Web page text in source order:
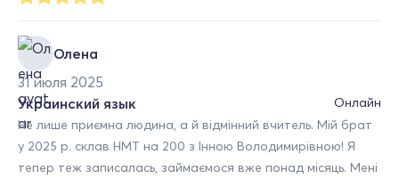
Олена
31 июля 2025
Онлайн
Украинский язык
Не лише приємна людина, а й відмінний вчитель. Мій брат
у 2025 р. склав НМТ на 200 з Інною Володимирівною! Я
тепер теж записалась, займаємося вже понад місяць. Мені